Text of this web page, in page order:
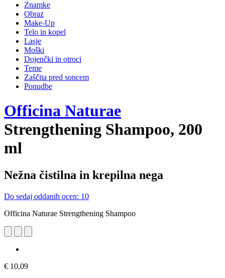
Znamke
Obraz
Make-Up
Telo in kopel
Lasje
Moški
Dojenčki in otroci
Teme
Zaščita pred soncem
Ponudbe
Officina Naturae
Strengthening Shampoo, 200
ml
Nežna čistilna in krepilna nega
Do sedaj oddanih ocen: 10
Officina Naturae Strengthening Shampoo
€ 10,09